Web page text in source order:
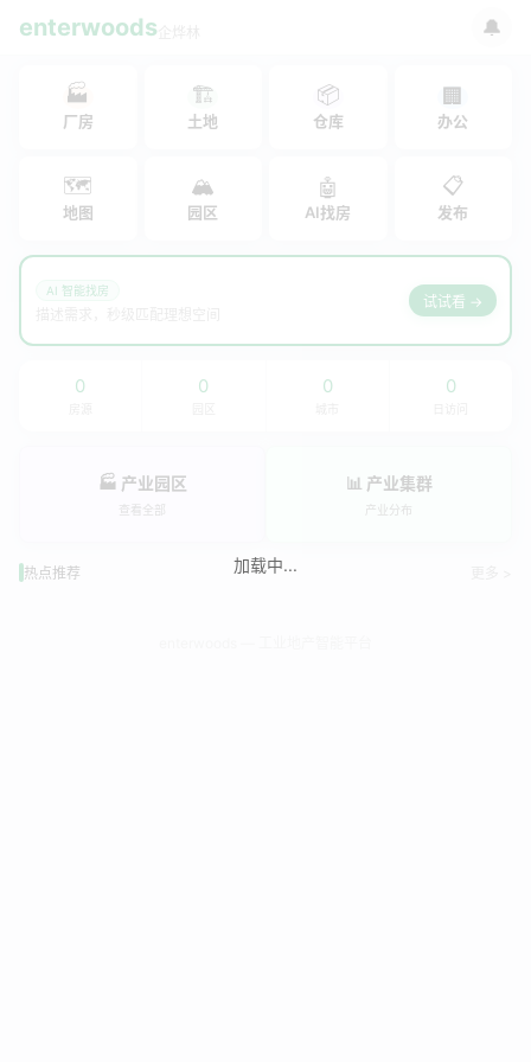
enterwoods 🔔
🏭
厂房
🏗
土地
📦
仓库
🏢
办公
🗺
地图
🏔
园区
🤖
AI找房
📋
发布
AI 智能找房
试试看 →
0 0 0 0
🏭 产业园区
查看全部
📊 产业集群
产业分布
热点推荐 加载中...